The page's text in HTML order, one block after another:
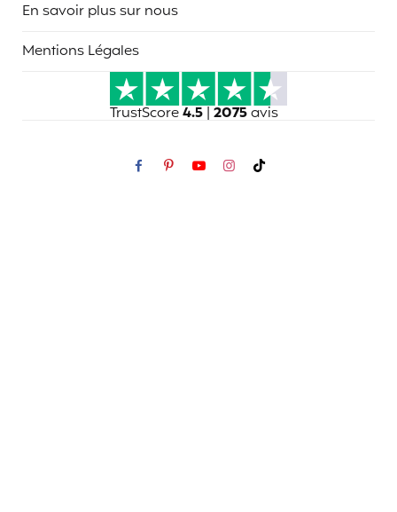
En savoir plus sur nous
Mentions Légales
TrustScore4.5 | 2075avis